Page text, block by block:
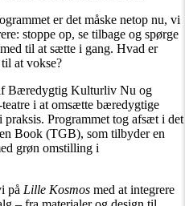
er det måske netop nu, vi
stoppe op, se tilbage og spørge
til at sætte i gang. Hvad er
at vokse?
Bæredygtig Kulturliv Nu og
teatre i at omsætte bæredygtige
Programmet tog afsæt i det
Book (TGB), som tilbyder en
grøn omstilling i
på Lille Kosmos med at integrere